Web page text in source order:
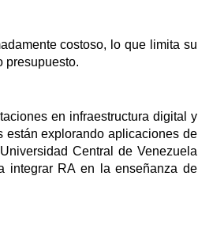
costoso, lo que limita su
presupuesto.
en infraestructura digital y
están explorando aplicaciones de
Central de Venezuela
integrar RA en la enseñanza de